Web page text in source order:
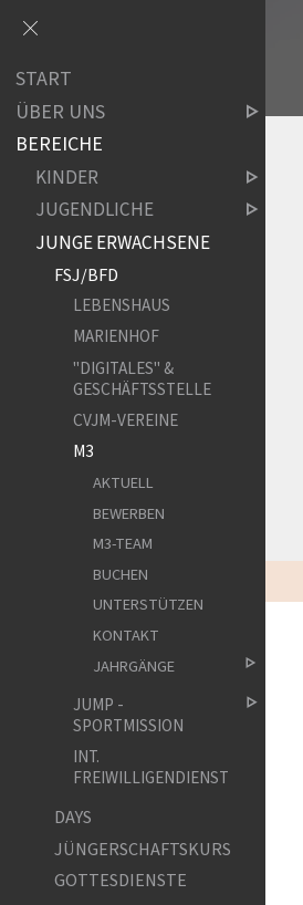
START
ÜBER UNS
BEREICHE
KINDER
JUGENDLICHE
JUNGE ERWACHSENE
FSJ/BFD
LEBENSHAUS
MARIENHOF
"DIGITALES" &
GESCHÄFTSSTELLE
CVJM-VEREINE
M3
AKTUELL
BEWERBEN
M3-TEAM
BUCHEN
UNTERSTÜTZEN
KONTAKT
JAHRGÄNGE
JUMP -
SPORTMISSION
INT.
FREIWILLIGENDIENST
DAYS
JÜNGERSCHAFTSKURS
GOTTESDIENSTE